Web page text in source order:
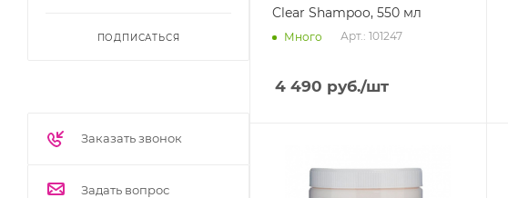
Clear Shampoo, 550 мл
Много Арт.: 101247
4 490 руб./шт
ПОДПИСАТЬСЯ
Заказать звонок
Задать вопрос